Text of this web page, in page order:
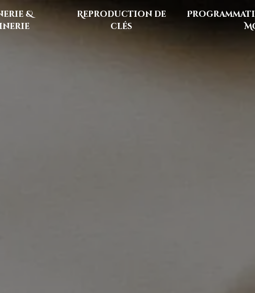
&
Reproduction de
clés